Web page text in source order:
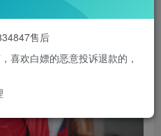
售后
喜欢白嫖的恶意投诉退款的，